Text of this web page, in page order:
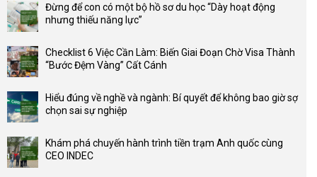
Đừng để con có một bộ hồ sơ du học “Dày hoạt động
nhưng thiếu năng lực”
bình
luận
Đừng
để
một
bộ
Checklist 6 Việc Cần Làm: Biến Giai Đoạn Chờ Visa Thành
“Bước Đệm Vàng” Cất Cánh
bình
luận
Checklist
6
Hiểu đúng về nghề và ngành: Bí quyết để không bao giờ sợ
chọn sai sự nghiệp
bình
luận
Khám phá chuyến hành trình tiền trạm Anh quốc cùng
CEO INDEC